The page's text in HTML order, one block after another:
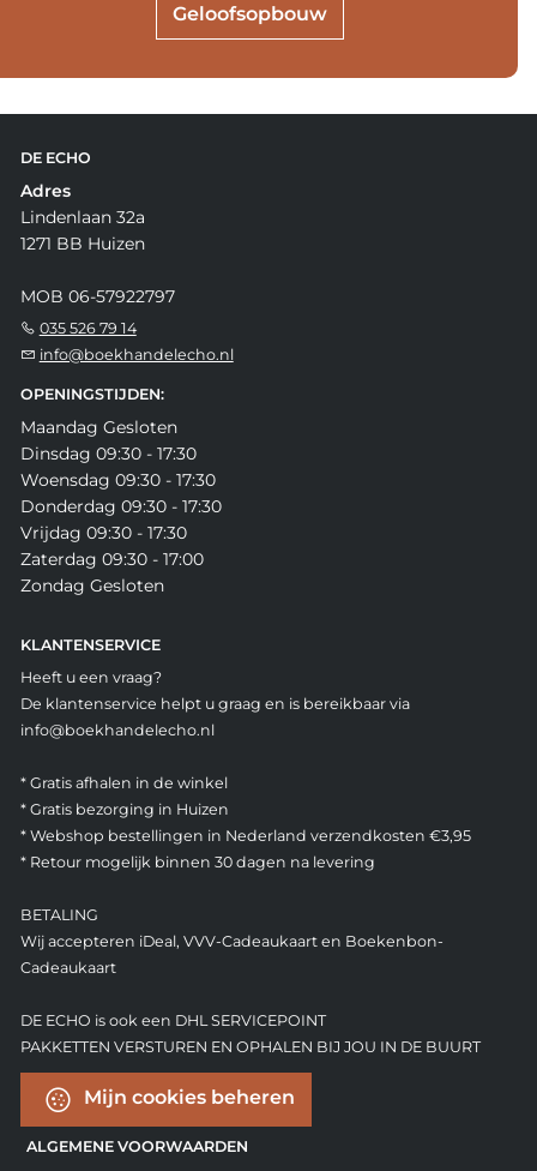
Geloofsopbouw
DE ECHO
Adres
Lindenlaan 32a
1271 BB Huizen
MOB 06-57922797
035 526 79 14
info@boekhandelecho.nl
OPENINGSTIJDEN:
Maandag Gesloten
Dinsdag 09:30 - 17:30
Woensdag 09:30 - 17:30
Donderdag 09:30 - 17:30
Vrijdag 09:30 - 17:30
Zaterdag 09:30 - 17:00
Zondag Gesloten
KLANTENSERVICE
Heeft u een vraag?
De klantenservice helpt u graag en is bereikbaar via
info@boekhandelecho.nl
* Gratis afhalen in de winkel
* Gratis bezorging in Huizen
* Webshop bestellingen in Nederland verzendkosten €3,95
* Retour mogelijk binnen 30 dagen na levering
BETALING
Wij accepteren iDeal, VVV-Cadeaukaart en Boekenbon-
Cadeaukaart
DE ECHO is ook een DHL SERVICEPOINT
PAKKETTEN VERSTUREN EN OPHALEN BIJ JOU IN DE BUURT
Mijn cookies beheren
ALGEMENE VOORWAARDEN